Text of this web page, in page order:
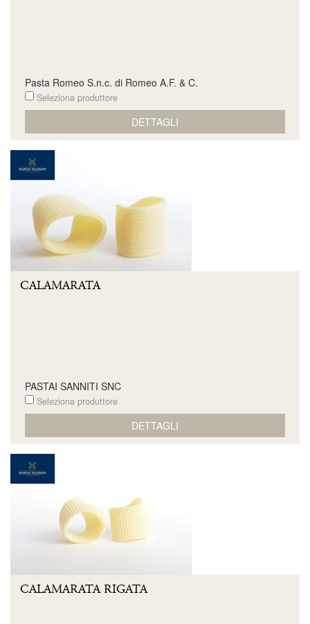
Pasta Romeo S.n.c. di Romeo A.F. & C.
Seleziona produttore
DETTAGLI
CALAMARATA
PASTAI SANNITI SNC
Seleziona produttore
DETTAGLI
CALAMARATA RIGATA